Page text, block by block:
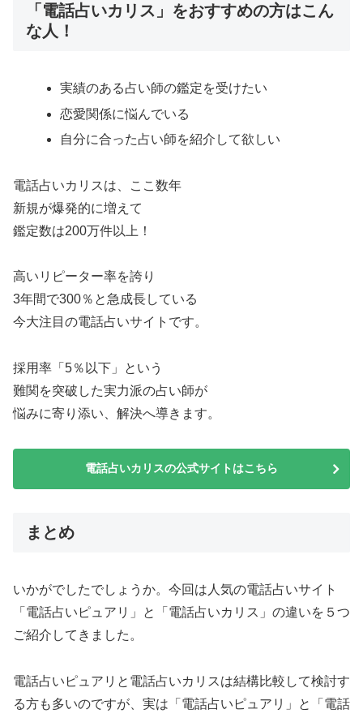
「電話占いカリス」をおすすめの方はこん
な人！
実績のある占い師の鑑定を受けたい
恋愛関係に悩んでいる
自分に合った占い師を紹介して欲しい
電話占いカリスは、ここ数年
新規が爆発的に増えて
鑑定数は200万件以上！
高いリピーター率を誇り
3年間で300％と急成長している
今大注目の電話占いサイトです。
採用率「5％以下」という
難関を突破した実力派の占い師が
悩みに寄り添い、解決へ導きます。
電話占いカリスの公式サイトはこちら
まとめ
いかがでしたでしょうか。今回は人気の電話占いサイト
「電話占いピュアリ」と「電話占いカリス」の違いを５つ
ご紹介してきました。
電話占いピュアリと電話占いカリスは結構比較して検討す
る方も多いのですが、実は「電話占いピュアリ」と「電話